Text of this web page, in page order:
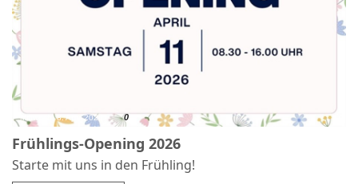
Mittwoch, 8. April 2026 0
Frühlings-Opening 2026
Starte mit uns in den Frühling!